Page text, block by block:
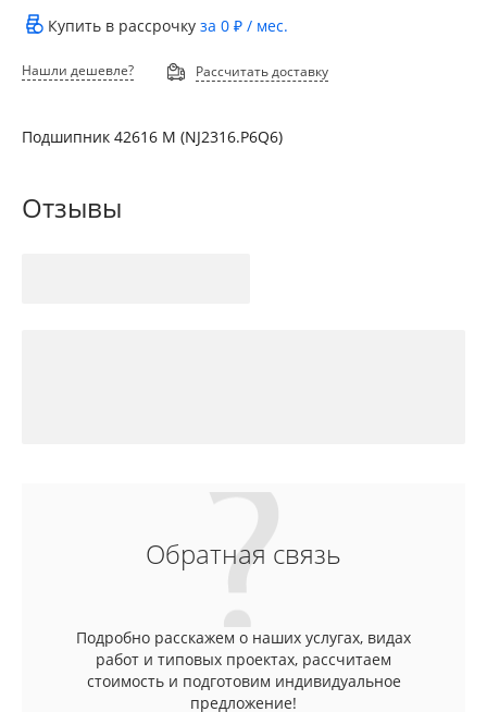
Купить в рассрочку за 0 ₽ / мес.
Нашли дешевле? Рассчитать доставку
Подшипник 42616 М (NJ2316.P6Q6)
Отзывы
Обратная связь
Подробно расскажем о наших услугах, видах
работ и типовых проектах, рассчитаем
стоимость и подготовим индивидуальное
предложение!